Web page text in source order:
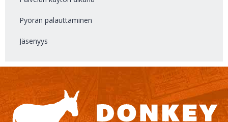
Pyörän palauttaminen
Jäsenyys